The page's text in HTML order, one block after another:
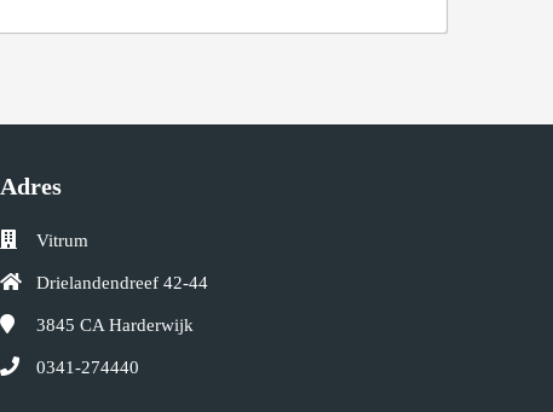
Adres
Vitrum
Drielandendreef 42-44
3845 CA Harderwijk
0341-274440